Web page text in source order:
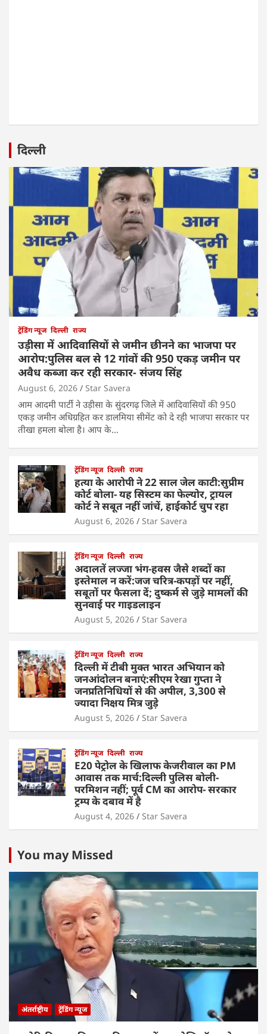
दिल्ली
ट्रेंडिंग न्यूज दिल्ली राज्य
उड़ीसा में आदिवासियों से जमीन छीनने का भाजपा पर
आरोप:पुलिस बल से 12 गांवों की 950 एकड़ जमीन पर
अवैध कब्जा कर रही सरकार- संजय सिंह
August 6, 2026 Star Savera
आम आदमी पार्टी ने उड़ीसा के सुंदरगढ़ जिले में आदिवासियों की 950
एकड़ जमीन अधिग्रहित कर डालमिया सीमेंट को दे रही भाजपा सरकार पर
तीखा हमला बोला है। आप के…
ट्रेंडिंग न्यूज दिल्ली राज्य
हत्या के आरोपी ने 22 साल जेल काटी:सुप्रीम
कोर्ट बोला- यह सिस्टम का फेल्योर, ट्रायल
कोर्ट ने सबूत नहीं जांचें, हाईकोर्ट चुप रहा
August 6, 2026 Star Savera
ट्रेंडिंग न्यूज दिल्ली राज्य
अदालतें लज्जा भंग-हवस जैसे शब्दों का
इस्तेमाल न करें:जज चरित्र-कपड़ों पर नहीं,
सबूतों पर फैसला दें; दुष्कर्म से जुड़े मामलों की
सुनवाई पर गाइडलाइन
August 5, 2026 Star Savera
ट्रेंडिंग न्यूज दिल्ली राज्य
दिल्ली में टीबी मुक्त भारत अभियान को
जनआंदोलन बनाएं:सीएम रेखा गुप्ता ने
जनप्रतिनिधियों से की अपील, 3,300 से
ज्यादा निक्षय मित्र जुड़े
August 5, 2026 Star Savera
ट्रेंडिंग न्यूज दिल्ली राज्य
E20 पेट्रोल के खिलाफ केजरीवाल का PM
आवास तक मार्च:दिल्ली पुलिस बोली-
परमिशन नहीं; पूर्व CM का आरोप- सरकार
ट्रम्प के दबाव में है
August 4, 2026 Star Savera
You may Missed
अंतर्राष्ट्रीय ट्रेंडिंग न्यूज